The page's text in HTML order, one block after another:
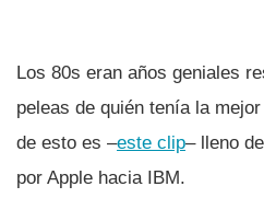
Los 80s eran años geniales
peleas de quién tení­a la
de esto es –este clip– lleno
por Apple hacia IBM.